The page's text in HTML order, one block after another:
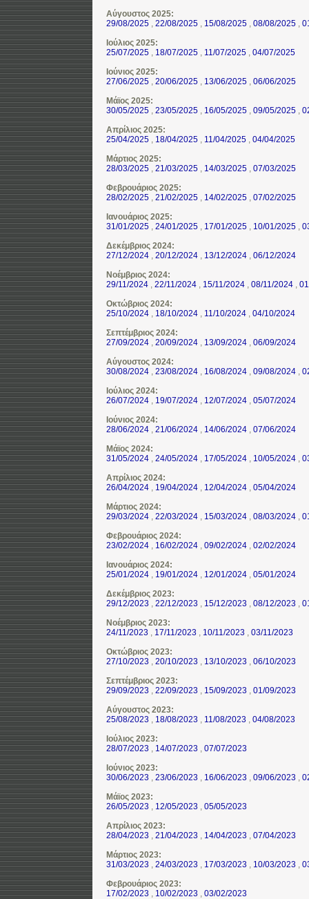
Αύγουστος 2025:
29/08/2025 , 22/08/2025 , 15/08/2025 , 08/08/2025 ,
Ιούλιος 2025:
25/07/2025 , 18/07/2025 , 11/07/2025 , 04/07/2025
Ιούνιος 2025:
27/06/2025 , 20/06/2025 , 13/06/2025 , 06/06/2025
Μάϊος 2025:
30/05/2025 , 23/05/2025 , 16/05/2025 , 09/05/2025 ,
Απρίλιος 2025:
25/04/2025 , 18/04/2025 , 11/04/2025 , 04/04/2025
Μάρτιος 2025:
28/03/2025 , 21/03/2025 , 14/03/2025 , 07/03/2025
Φεβρουάριος 2025:
28/02/2025 , 21/02/2025 , 14/02/2025 , 07/02/2025
Ιανουάριος 2025:
31/01/2025 , 24/01/2025 , 17/01/2025 , 10/01/2025 ,
Δεκέμβριος 2024:
27/12/2024 , 20/12/2024 , 13/12/2024 , 06/12/2024
Νοέμβριος 2024:
29/11/2024 , 22/11/2024 , 15/11/2024 , 08/11/2024 ,
Οκτώβριος 2024:
25/10/2024 , 18/10/2024 , 11/10/2024 , 04/10/2024
Σεπτέμβριος 2024:
27/09/2024 , 20/09/2024 , 13/09/2024 , 06/09/2024
Αύγουστος 2024:
30/08/2024 , 23/08/2024 , 16/08/2024 , 09/08/2024 ,
Ιούλιος 2024:
26/07/2024 , 19/07/2024 , 12/07/2024 , 05/07/2024
Ιούνιος 2024:
28/06/2024 , 21/06/2024 , 14/06/2024 , 07/06/2024
Μάϊος 2024:
31/05/2024 , 24/05/2024 , 17/05/2024 , 10/05/2024 ,
Απρίλιος 2024:
26/04/2024 , 19/04/2024 , 12/04/2024 , 05/04/2024
Μάρτιος 2024:
29/03/2024 , 22/03/2024 , 15/03/2024 , 08/03/2024 ,
Φεβρουάριος 2024:
23/02/2024 , 16/02/2024 , 09/02/2024 , 02/02/2024
Ιανουάριος 2024:
25/01/2024 , 19/01/2024 , 12/01/2024 , 05/01/2024
Δεκέμβριος 2023:
29/12/2023 , 22/12/2023 , 15/12/2023 , 08/12/2023 ,
Νοέμβριος 2023:
24/11/2023 , 17/11/2023 , 10/11/2023 , 03/11/2023
Οκτώβριος 2023:
27/10/2023 , 20/10/2023 , 13/10/2023 , 06/10/2023
Σεπτέμβριος 2023:
29/09/2023 , 22/09/2023 , 15/09/2023 , 01/09/2023
Αύγουστος 2023:
25/08/2023 , 18/08/2023 , 11/08/2023 , 04/08/2023
Ιούλιος 2023:
28/07/2023 , 14/07/2023 , 07/07/2023
Ιούνιος 2023:
30/06/2023 , 23/06/2023 , 16/06/2023 , 09/06/2023 ,
Μάϊος 2023:
26/05/2023 , 12/05/2023 , 05/05/2023
Απρίλιος 2023:
28/04/2023 , 21/04/2023 , 14/04/2023 , 07/04/2023
Μάρτιος 2023:
31/03/2023 , 24/03/2023 , 17/03/2023 , 10/03/2023 ,
Φεβρουάριος 2023:
17/02/2023 , 10/02/2023 , 03/02/2023